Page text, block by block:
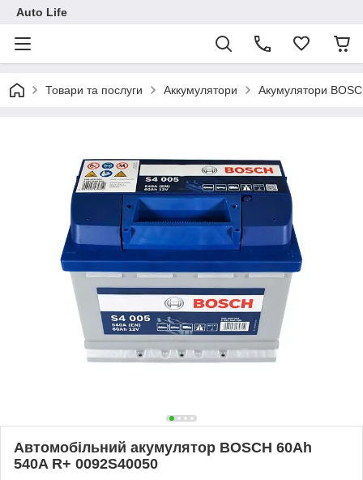
Auto Life
Товари та послуги Аккумулятори Акумулятори
Автомобільний акумулятор BOSCH 60Ah
540A R+ 0092S40050